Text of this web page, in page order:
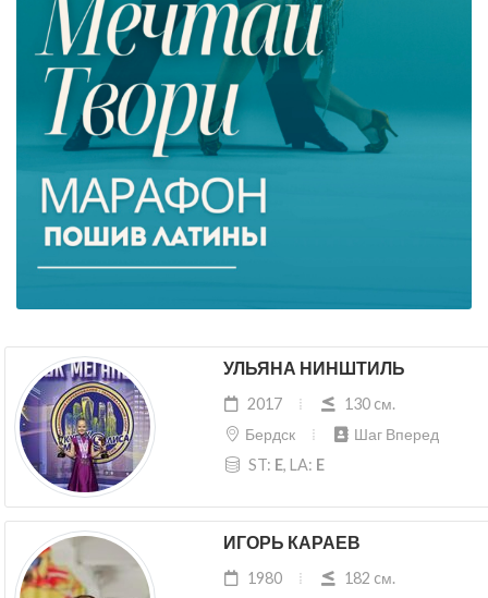
УЛЬЯНА НИНШТИЛЬ
2017
130 cм.
Бердск
Шаг Вперед
ST: E, LA: E
ИГОРЬ КАРАЕВ
1980
182 cм.